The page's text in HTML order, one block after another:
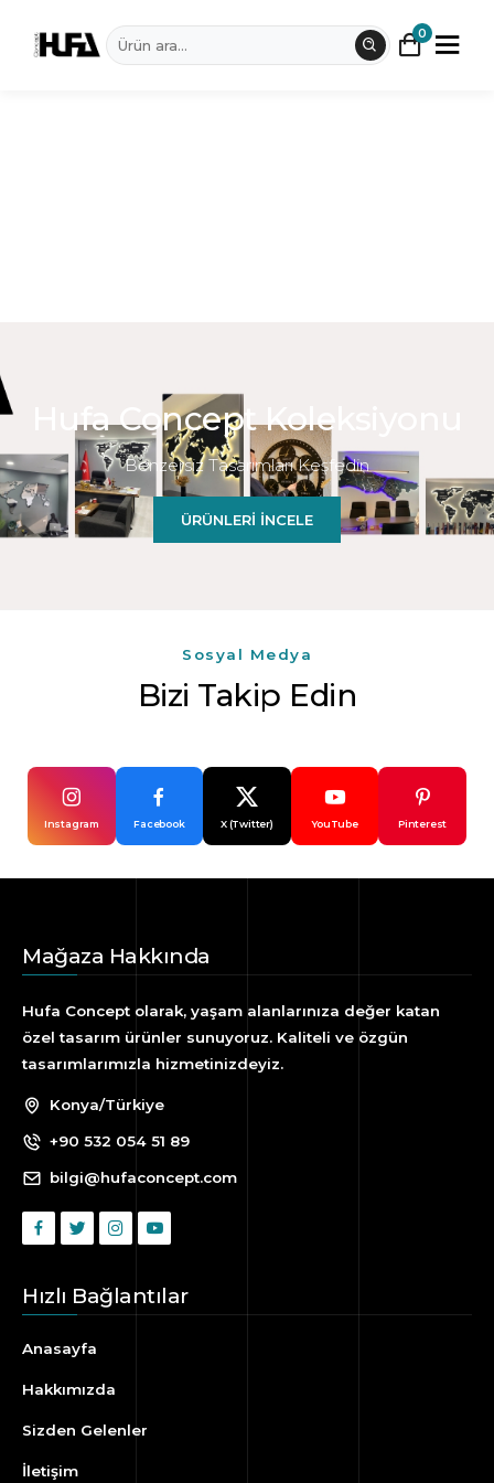
0
Hufa Concept Koleksiyonu
Benzersiz Tasarımları Keşfedin
ÜRÜNLERI İNCELE
Sosyal Medya
Bizi Takip Edin
Instagram Facebook X (Twitter) YouTube Pinterest
Mağaza Hakkında
Hufa Concept olarak, yaşam alanlarınıza değer katan
özel tasarım ürünler sunuyoruz. Kaliteli ve özgün
tasarımlarımızla hizmetinizdeyiz.
Konya/Türkiye
+90 532 054 51 89
bilgi@hufaconcept.com
Hızlı Bağlantılar
Anasayfa
Hakkımızda
Sizden Gelenler
İletişim